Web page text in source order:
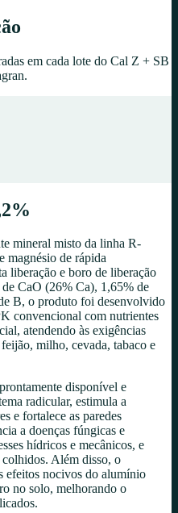
em cada lote do Cal Z + SB
.
mineral misto da linha R-
magnésio de rápida
liberação e boro de liberação
CaO (26% Ca), 1,65% de
B, o produto foi desenvolvido
convencional com nutrientes
atendendo às exigências
milho, cevada, tabaco e
disponível e
radicular, estimula a
e fortalece as paredes
a doenças fúngicas e
hídricos e mecânicos, e
Além disso, o
efeitos nocivos do alumínio
no solo, melhorando o